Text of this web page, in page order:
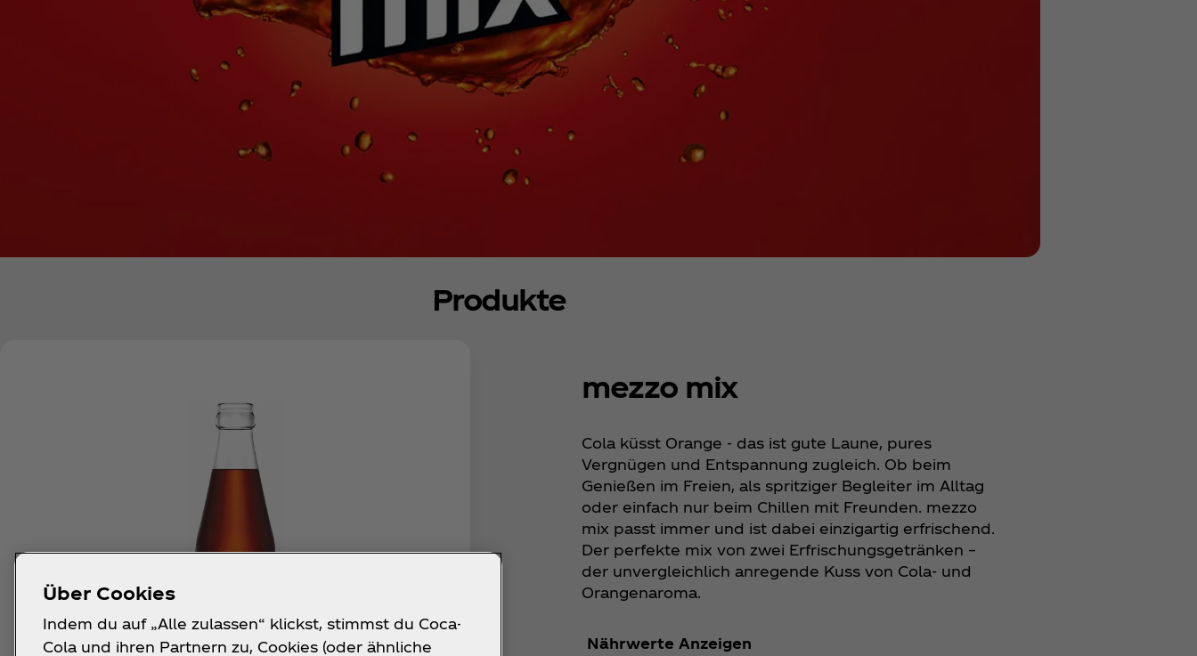
Produkte
mezzo mix
Cola küsst Orange - das ist gute Laune, pures
Vergnügen und Entspannung zugleich. Ob beim
Genießen im Freien, als spritziger Begleiter im Alltag
oder einfach nur beim Chillen mit Freunden. mezzo
mix passt immer und ist dabei einzigartig erfrischend.
Der perfekte mix von zwei Erfrischungsgetränken –
der unvergleichlich anregende Kuss von Cola- und
Orangenaroma.
Nährwerte Anzeigen
Über Cookies
Indem du auf „Alle zulassen“ klickst, stimmst du Coca-
Cola und ihren Partnern zu, Cookies (oder ähnliche